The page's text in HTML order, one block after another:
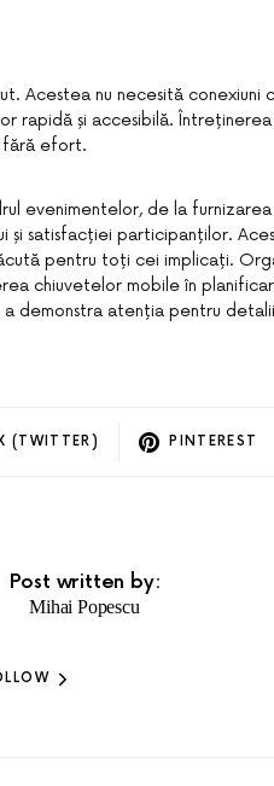
Acestea nu necesită
rapidă și accesibilă.
fără efort.
evenimentelor, de la
și satisfacției participanților.
pentru toți cei implicați.
chiuvetelor mobile în
demonstra atenția pentru
(TWITTER) PINTEREST
Post written by:
Mihai Popescu